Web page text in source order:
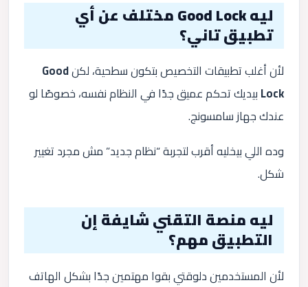
ليه Good Lock مختلف عن أي
تطبيق تاني؟
لأن أغلب تطبيقات التخصيص بتكون سطحية، لكنGood
Lock بيديك تحكم عميق جدًا في النظام نفسه، خصوصًا لو
عندك جهاز سامسونج.
وده اللي بيخليه أقرب لتجربة “نظام جديد” مش مجرد تغيير
شكل.
ليه منصة التقني شايفة إن
التطبيق مهم؟
لأن المستخدمين دلوقتي بقوا مهتمين جدًا بشكل الهاتف